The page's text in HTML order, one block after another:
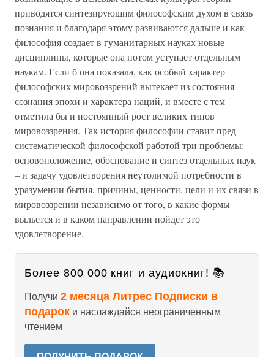
приводятся синтезирующим философским духом в связь
познания и благодаря этому развиваются дальше и как
философия создает в гуманитарных науках новые
дисциплины, которые она потом уступает отдельным
наукам. Если б она показала, как особый характер
философских мировоззрений вытекает из состояния
сознания эпохи и характера наций, и вместе с тем
отметила бы и постоянный рост великих типов
мировоззрения. Так история философии ставит пред
систематической философской работой три проблемы:
основоположение, обоснование и синтез отдельных наук
– и задачу удовлетворения неутолимой потребности в
уразумении бытия, причины, ценности, цели и их связи в
мировоззрении независимо от того, в какие формы
выльется и в каком направлении пойдет это
удовлетворение.
Более 800 000 книг и аудиокниг! 📚
Получи 2 месяца Литрес Подписки в
подарок и наслаждайся неограниченным
чтением